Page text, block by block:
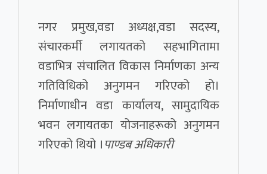
नगर प्रमुख,वडा अध्यक्ष,वडा सदस्य,
संचारकर्मी लगायतको सहभागितामा
वडाभित्र संचालित विकास निर्माणका अन्य
गतिविधिको अनुगमन गरिएको हो।
निर्माणाधीन वडा कार्यालय, सामुदायिक
भवन लगायतका योजनाहरूको अनुगमन
गरिएको थियो ।पाण्डब अधिकारी